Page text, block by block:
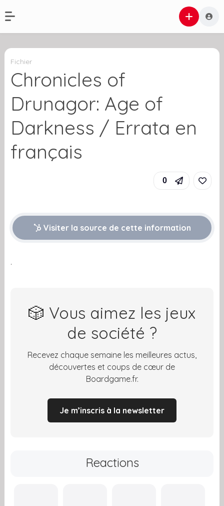
Fichier
Chronicles of
Drunagor: Age of
Darkness / Errata en
français
0
Visiter la source de cette information
.
🎲 Vous aimez les jeux
de société ?
Recevez chaque semaine les meilleures actus,
découvertes et coups de cœur de
Boardgame.fr.
Je m’inscris à la newsletter
Reactions